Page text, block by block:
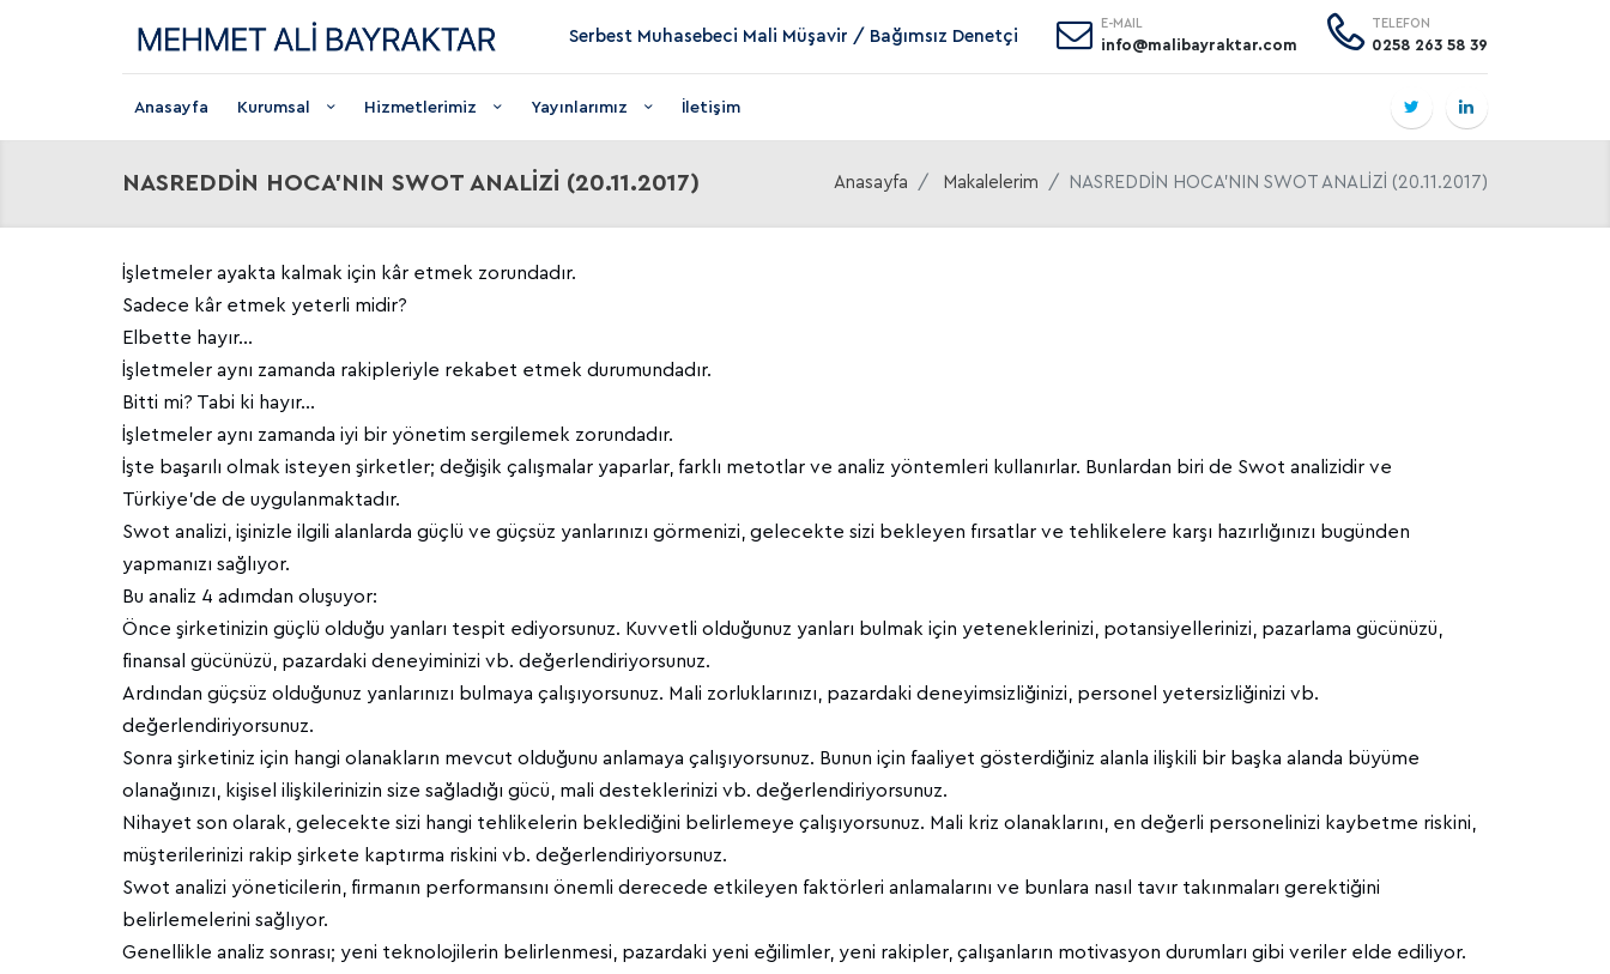
Serbest Muhasebeci Mali Müşavir / Bağımsız Denetçi
E-MAIL
info@malibayraktar.com
TELEFON
0258 263 58 39
Anasayfa Kurumsal Hizmetlerimiz Yayınlarımız İletişim
NASREDDİN HOCA'NIN SWOT ANALİZİ (20.11.2017) Anasayfa Makalelerim NASREDDİN HOCA'NIN SWOT ANALİZİ (20.11.2017)
İşletmeler ayakta kalmak için kâr etmek zorundadır.
Sadece kâr etmek yeterli midir?
Elbette hayır…
İşletmeler aynı zamanda rakipleriyle rekabet etmek durumundadır.
Bitti mi? Tabi ki hayır…
İşletmeler aynı zamanda iyi bir yönetim sergilemek zorundadır.
İşte başarılı olmak isteyen şirketler; değişik çalışmalar yaparlar, farklı metotlar ve analiz yöntemleri kullanırlar. Bunlardan biri de Swot analizidir ve
Türkiye'de de uygulanmaktadır.
Swot analizi, işinizle ilgili alanlarda güçlü ve güçsüz yanlarınızı görmenizi, gelecekte sizi bekleyen fırsatlar ve tehlikelere karşı hazırlığınızı bugünden
yapmanızı sağlıyor.
Bu analiz 4 adımdan oluşuyor:
Önce şirketinizin güçlü olduğu yanları tespit ediyorsunuz. Kuvvetli olduğunuz yanları bulmak için yeteneklerinizi, potansiyellerinizi, pazarlama gücünüzü,
finansal gücünüzü, pazardaki deneyiminizi vb. değerlendiriyorsunuz.
Ardından güçsüz olduğunuz yanlarınızı bulmaya çalışıyorsunuz. Mali zorluklarınızı, pazardaki deneyimsizliğinizi, personel yetersizliğinizi vb.
değerlendiriyorsunuz.
Sonra şirketiniz için hangi olanakların mevcut olduğunu anlamaya çalışıyorsunuz. Bunun için faaliyet gösterdiğiniz alanla ilişkili bir başka alanda büyüme
olanağınızı, kişisel ilişkilerinizin size sağladığı gücü, mali desteklerinizi vb. değerlendiriyorsunuz.
Nihayet son olarak, gelecekte sizi hangi tehlikelerin beklediğini belirlemeye çalışıyorsunuz. Mali kriz olanaklarını, en değerli personelinizi kaybetme riskini,
müşterilerinizi rakip şirkete kaptırma riskini vb. değerlendiriyorsunuz.
Swot analizi yöneticilerin, firmanın performansını önemli derecede etkileyen faktörleri anlamalarını ve bunlara nasıl tavır takınmaları gerektiğini
belirlemelerini sağlıyor.
Genellikle analiz sonrası; yeni teknolojilerin belirlenmesi, pazardaki yeni eğilimler, yeni rakipler, çalışanların motivasyon durumları gibi veriler elde ediliyor.